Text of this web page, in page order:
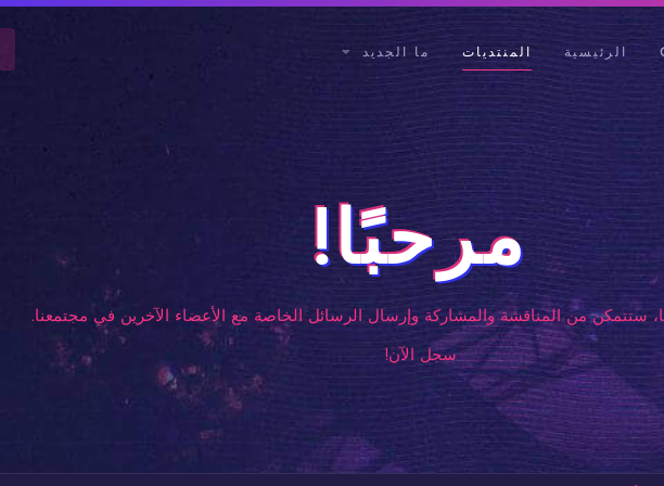
الرئيسية المنتديات ما الجديد
مرحبًا!
ستتمكن من المناقشة والمشاركة وإرسال الرسائل الخاصة مع الأعضاء الآخرين في مجتمعنا.
سجل الآن!